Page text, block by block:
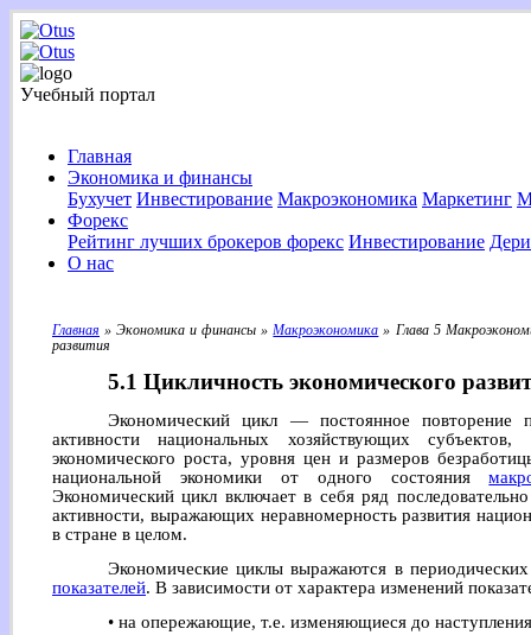
Учебный портал
Главная
Экономика и финансы
Бухучет Инвестирование Макроэкономика Маркетинг
Форекс
Рейтинг лучших брокеров форекс Инвестирование
О нас
Главная » Экономика и финансы »Макроэкономика » Глава 5
развития
5.1 Цикличность экономического
Экономический цикл — постоянное повторение
активности национальных хозяйствующих
экономического роста, уровня цен и размеров
национальной экономики от одного состояния
Экономический цикл включает в себя ряд
активности, выражающих неравномерность развития
в стране в целом.
Экономические циклы выражаются в
показателей. В зависимости от характера изменений
• на опережающие, т.е. изменяющиеся до